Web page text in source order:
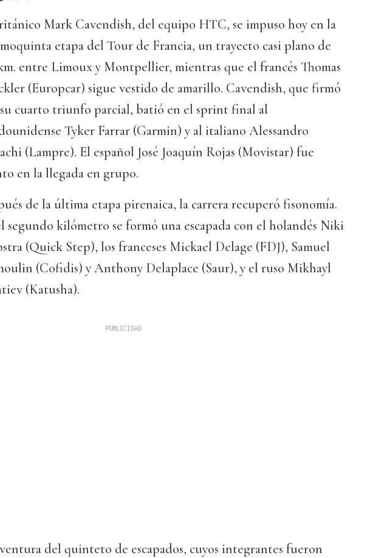
Mark Cavendish, del equipo HTC, se impuso hoy en la
etapa del Tour de Francia, un trayecto casi plano de
entre Limoux y Montpellier, mientras que el francés Thomas
(Europcar) sigue vestido de amarillo. Cavendish, que firmó
cuarto triunfo parcial, batió en el sprint final al
Tyker Farrar (Garmin) y al italiano Alessandro
(Lampre). El español José Joaquín Rojas (Movistar) fue
en la llegada en grupo.
de la última etapa pirenaica, la carrera recuperó fisonomía.
segundo kilómetro se formó una escapada con el holandés Niki
(Quick Step), los franceses Mickael Delage (FDJ), Samuel
(Cofidis) y Anthony Delaplace (Saur), y el ruso Mikhayl
(Katusha).
del quinteto de escapados, cuyos integrantes fueron